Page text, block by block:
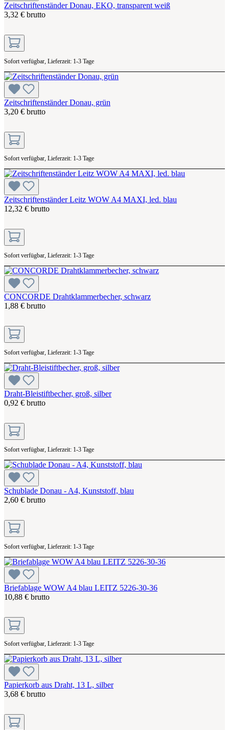
Zeitschriftenständer Donau, EKO, transparent weiß
3,32 € brutto
Sofort verfügbar, Lieferzeit: 1-3 Tage
Zeitschriftenständer Donau, grün
3,20 € brutto
Sofort verfügbar, Lieferzeit: 1-3 Tage
Zeitschriftenständer Leitz WOW A4 MAXI, led. blau
12,32 € brutto
Sofort verfügbar, Lieferzeit: 1-3 Tage
CONCORDE Drahtklammerbecher, schwarz
1,88 € brutto
Sofort verfügbar, Lieferzeit: 1-3 Tage
Draht-Bleistiftbecher, groß, silber
0,92 € brutto
Sofort verfügbar, Lieferzeit: 1-3 Tage
Schublade Donau - A4, Kunststoff, blau
2,60 € brutto
Sofort verfügbar, Lieferzeit: 1-3 Tage
Briefablage WOW A4 blau LEITZ 5226-30-36
10,88 € brutto
Sofort verfügbar, Lieferzeit: 1-3 Tage
Papierkorb aus Draht, 13 L, silber
3,68 € brutto